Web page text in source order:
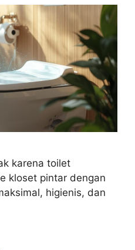
karena toilet
kloset pintar dengan
higienis, dan